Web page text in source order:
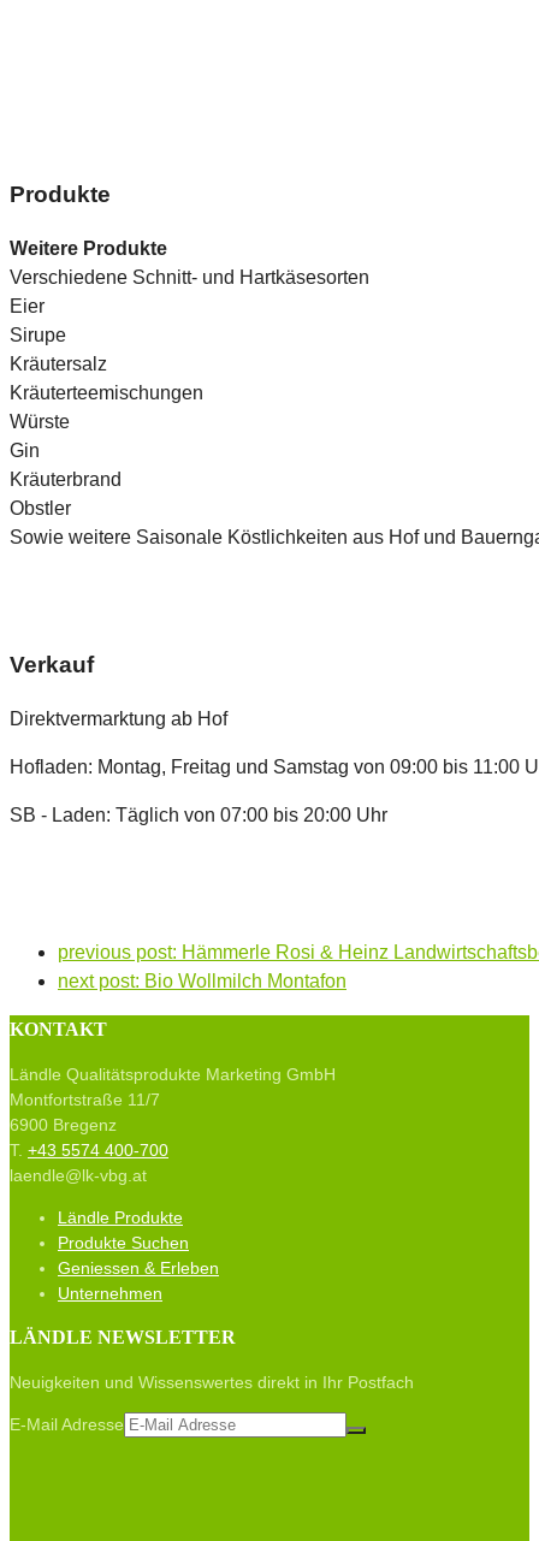
Produkte
Weitere Produkte
Verschiedene Schnitt- und Hartkäsesorten
Eier
Sirupe
Kräutersalz
Kräuterteemischungen
Würste
Gin
Kräuterbrand
Obstler
Sowie weitere Saisonale Köstlichkeiten aus Hof und
Verkauf
Direktvermarktung ab Hof
Hofladen: Montag, Freitag und Samstag von 09:00 bis 11:00
SB - Laden: Täglich von 07:00 bis 20:00 Uhr
previous post: Hämmerle Rosi & Heinz
next post: Bio Wollmilch Montafon
KONTAKT
Ländle Qualitätsprodukte Marketing GmbH
Montfortstraße 11/7
6900 Bregenz
T. +43 5574 400-700
laendle@lk-vbg.at
Ländle Produkte
Produkte Suchen
Geniessen & Erleben
Unternehmen
LÄNDLE NEWSLETTER
Neuigkeiten und Wissenswertes direkt in Ihr Postfach
E-Mail Adresse